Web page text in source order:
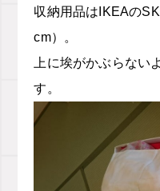
収納用品はIKEAの
cm）。
上に埃がかぶらない
す。